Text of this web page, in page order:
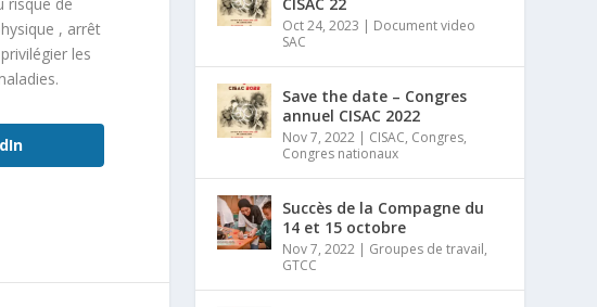
, arrêt
les
Oct 24, 2023 | Document video
SAC
Save the date – Congres
annuel CISAC 2022
Nov 7, 2022 | CISAC, Congres,
Congres nationaux
Succès de la Compagne du
14 et 15 octobre
Nov 7, 2022 | Groupes de travail,
GTCC